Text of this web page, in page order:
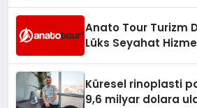
Anato Tour Turizm
Lüks Seyahat
Küresel rinoplasti
9,6 milyar dolara